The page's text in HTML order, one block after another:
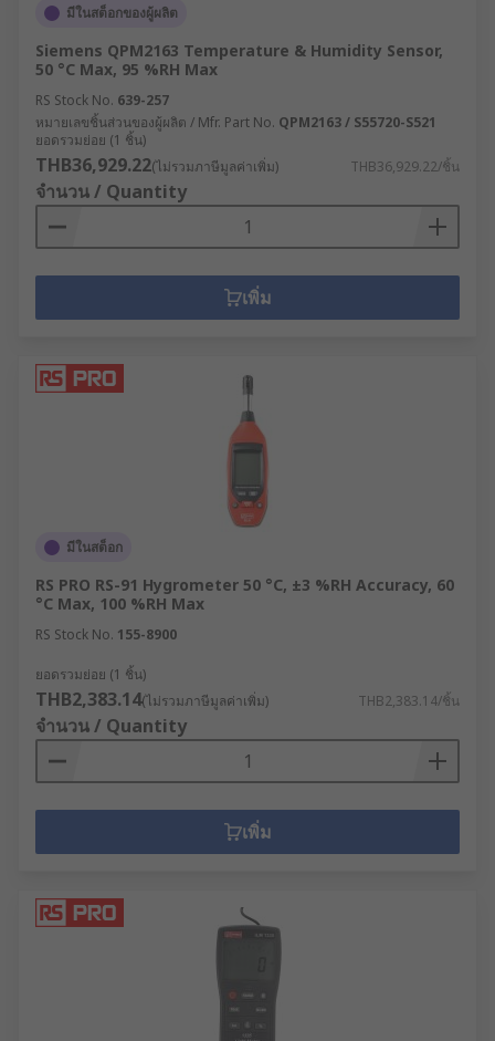
มีในสต็อกของผู้ผลิต
Siemens QPM2163 Temperature & Humidity Sensor,
50 °C Max, 95 %RH Max
RS Stock No. 639-257
หมายเลขชิ้นส่วนของผู้ผลิต / Mfr. Part No. QPM2163 / S55720-S521
ยอดรวมย่อย (1 ชิ้น)
THB36,929.22(ไม่รวมภาษีมูลค่าเพิ่ม) THB36,929.22/ชิ้น
จำนวน / Quantity
เพิ่ม
มีในสต็อก
RS PRO RS-91 Hygrometer 50 °C, ±3 %RH Accuracy, 60
°C Max, 100 %RH Max
RS Stock No. 155-8900
ยอดรวมย่อย (1 ชิ้น)
THB2,383.14(ไม่รวมภาษีมูลค่าเพิ่ม) THB2,383.14/ชิ้น
จำนวน / Quantity
เพิ่ม